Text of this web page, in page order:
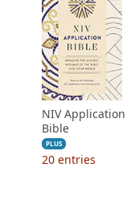
NIV Application
Bible
PLUS
20 entries